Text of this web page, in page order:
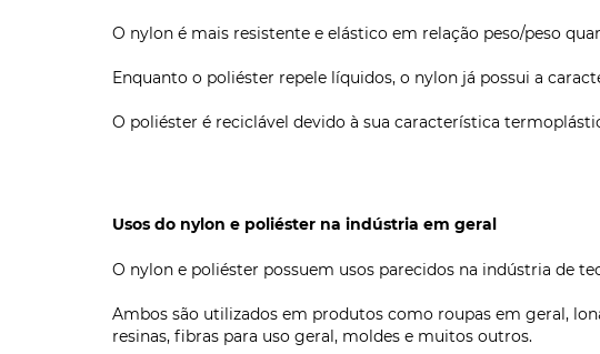
O nylon é mais resistente e elástico em relação peso/peso
Enquanto o poliéster repele líquidos, o nylon já possui a
O poliéster é reciclável devido à sua característica
Usos do nylon e poliéster na indústria em geral
O nylon e poliéster possuem usos parecidos na indústria de
Ambos são utilizados em produtos como roupas em geral,
resinas, fibras para uso geral, moldes e muitos outros.